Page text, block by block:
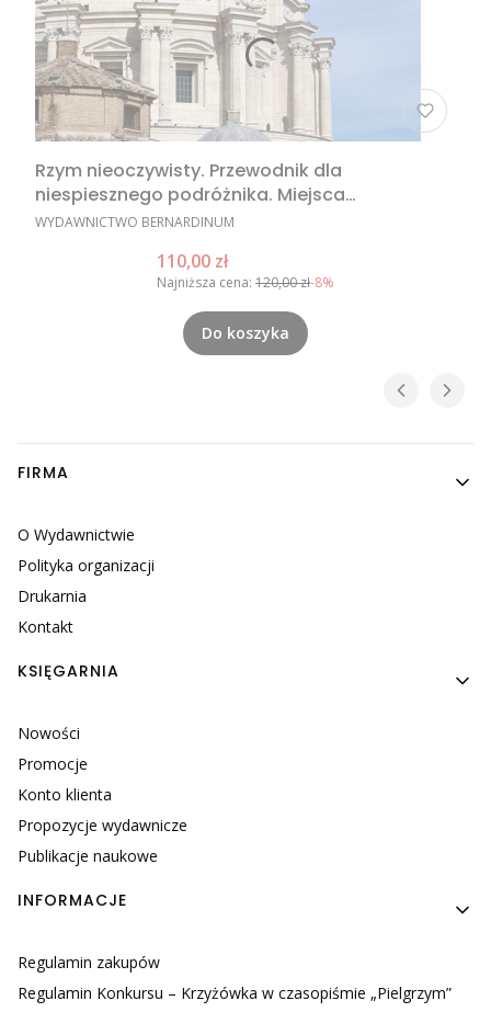
Rzym nieoczywisty. Przewodnik dla
niespiesznego podróżnika. Miejsca
nieoczywiste w Rzymie, nietypowe atrakcje
PRODUCENT
WYDAWNICTWO BERNARDINUM
Cena promocyjna
110,00 zł
Najniższa cena: 120,00 zł-8%
Do koszyka
Linki w stopce
FIRMA
O Wydawnictwie
Polityka organizacji
Drukarnia
Kontakt
KSIĘGARNIA
Nowości
Promocje
Konto klienta
Propozycje wydawnicze
Publikacje naukowe
INFORMACJE
Regulamin zakupów
Regulamin Konkursu – Krzyżówka w czasopiśmie „Pielgrzym”